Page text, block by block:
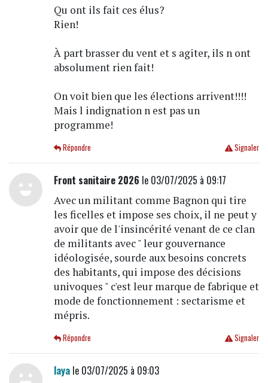
Qu ont ils fait ces élus?
Rien!
À part brasser du vent et s agiter, ils n ont
absolument rien fait!
On voit bien que les élections arrivent!!!!
Mais l indignation n est pas un
programme!
Signaler
Répondre
Front sanitaire 2026 le 03/07/2025 à 09:17
Avec un militant comme Bagnon qui tire
les ficelles et impose ses choix, il ne peut y
avoir que de l'insincérité venant de ce clan
de militants avec " leur gouvernance
idéologisée, sourde aux besoins concrets
des habitants, qui impose des décisions
univoques " c'est leur marque de fabrique et
mode de fonctionnement : sectarisme et
mépris.
Signaler
Répondre
layale 03/07/2025 à 09:03